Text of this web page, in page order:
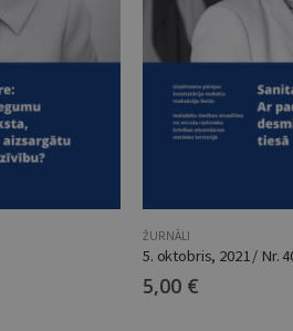
ŽURNĀLI
5. oktobris, 2021 / Nr.
5,00 €